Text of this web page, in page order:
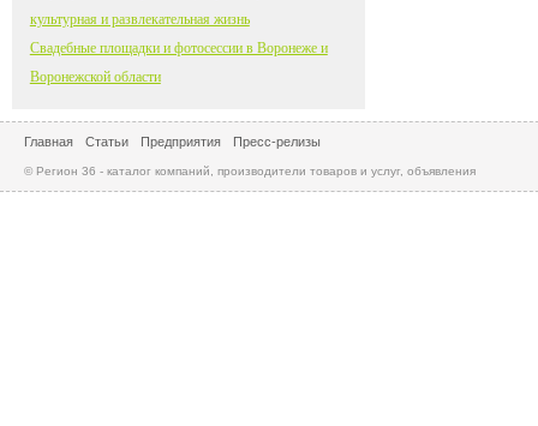
культурная и развлекательная жизнь
Свадебные площадки и фотосессии в Воронеже и
Воронежской области
Главная Статьи Предприятия Пресс-релизы
© Регион 36 - каталог компаний, производители товаров и услуг, объявления